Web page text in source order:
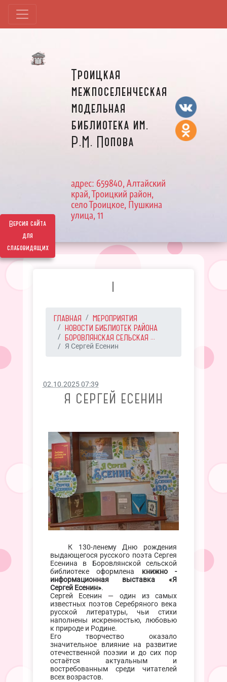
Версия сайта
для
слабовидящих
Троицкая
межпоселенческая
модельная
библиотека им.
Р.М. Попова
адрес: 659840, Алтайский
край, Троицкий район,
село Троицкое, Пушкина
улица, 11
I
ГЛАВНАЯ
МЕРОПРИЯТИЯ
НОВОСТИ БИБЛИОТЕК РАЙОНА
БОРОВЛЯНСКАЯ СЕЛЬСКАЯ ...
Я Сергей Есенин
02.10.2025 07:39
Я СЕРГЕЙ ЕСЕНИН
К 130-ленему Дню рождения
выдающегося русского поэта Сергея
Есенина в Боровлянской сельской
библиотеке оформлена книжно -
информационная выставка «Я
Сергей Есенин».
Сергей Есенин — один из самых
известных поэтов Серебряного века
русской литературы, чьи стихи
наполнены искренностью, любовью
к природе и Родине.
Его творчество оказало
значительное влияние на развитие
отечественной поэзии и до сих пор
остаётся актуальным и
востребованным среди читателей
всех возрастов.